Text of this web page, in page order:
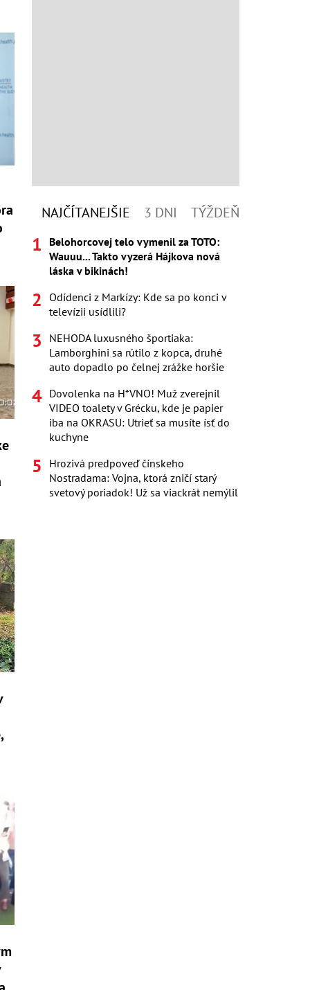
NAJČÍTANEJŠIE 3 DNI TÝŽDEŇ
Belohorcovej telo vymenil za TOTO:
Wauuu... Takto vyzerá Hájkova nová
láska v bikinách!
Odídenci z Markízy: Kde sa po konci v
televízii usídlili?
NEHODA luxusného športiaka:
Lamborghini sa rútilo z kopca, druhé
auto dopadlo po čelnej zrážke horšie
Dovolenka na H*VNO! Muž zverejnil
VIDEO toalety v Grécku, kde je papier
iba na OKRASU: Utrieť sa musíte ísť do
kuchyne
Hrozivá predpoveď čínskeho
Nostradama: Vojna, ktorá zničí starý
svetový poriadok! Už sa viackrát nemýlil